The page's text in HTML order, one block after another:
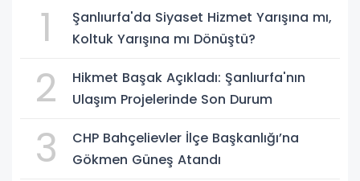
1
Şanlıurfa'da Siyaset Hizmet Yarışına mı,
Koltuk Yarışına mı Dönüştü?
2
Hikmet Başak Açıkladı: Şanlıurfa'nın
Ulaşım Projelerinde Son Durum
3
CHP Bahçelievler İlçe Başkanlığı’na
Gökmen Güneş Atandı